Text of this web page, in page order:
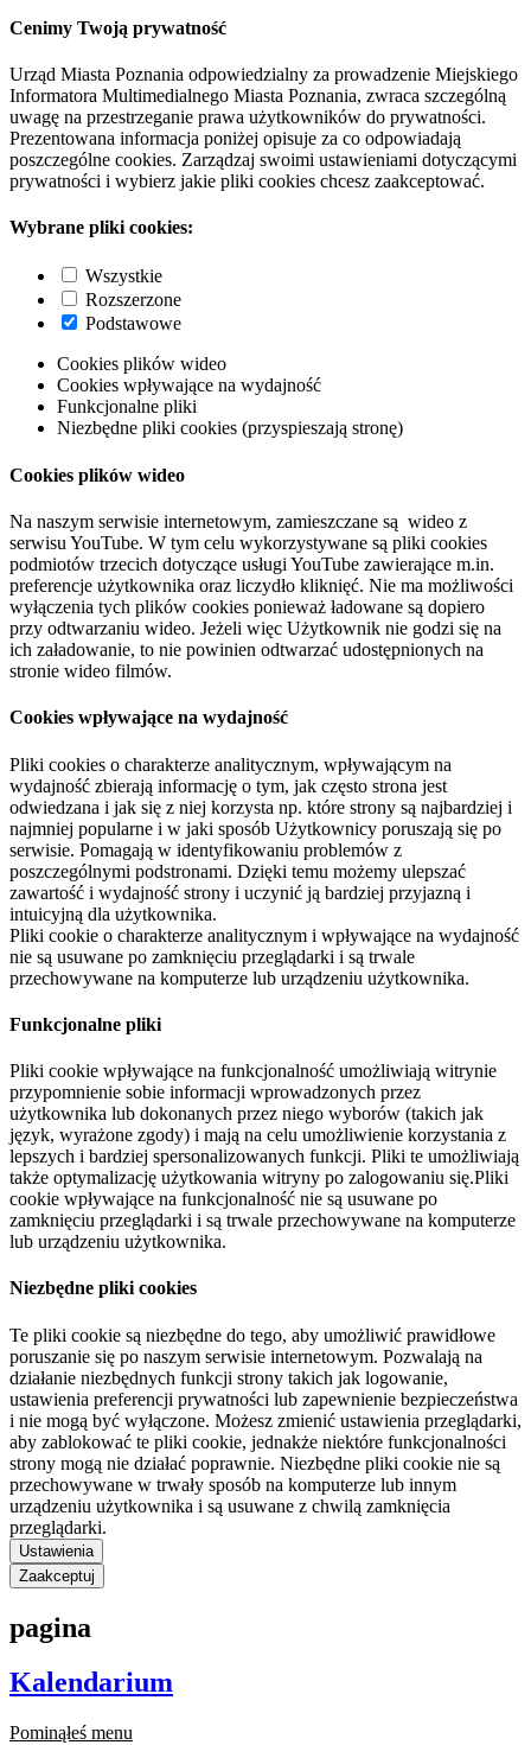
Cenimy Twoją prywatność
Urząd Miasta Poznania odpowiedzialny za prowadzenie Miejskiego
Informatora Multimedialnego Miasta Poznania, zwraca szczególną
uwagę na przestrzeganie prawa użytkowników do prywatności.
Prezentowana informacja poniżej opisuje za co odpowiadają
poszczególne cookies. Zarządzaj swoimi ustawieniami dotyczącymi
prywatności i wybierz jakie pliki cookies chcesz zaakceptować.
Wybrane pliki cookies:
Wszystkie
Rozszerzone
Podstawowe
Cookies plików wideo
Cookies wpływające na wydajność
Funkcjonalne pliki
Niezbędne pliki cookies (przyspieszają stronę)
Cookies plików wideo
Na naszym serwisie internetowym, zamieszczane są wideo z
serwisu YouTube. W tym celu wykorzystywane są pliki cookies
podmiotów trzecich dotyczące usługi YouTube zawierające m.in.
preferencje użytkownika oraz liczydło kliknięć. Nie ma możliwości
wyłączenia tych plików cookies ponieważ ładowane są dopiero
przy odtwarzaniu wideo. Jeżeli więc Użytkownik nie godzi się na
ich załadowanie, to nie powinien odtwarzać udostępnionych na
stronie wideo filmów.
Cookies wpływające na wydajność
Pliki cookies o charakterze analitycznym, wpływającym na
wydajność zbierają informację o tym, jak często strona jest
odwiedzana i jak się z niej korzysta np. które strony są najbardziej i
najmniej popularne i w jaki sposób Użytkownicy poruszają się po
serwisie. Pomagają w identyfikowaniu problemów z
poszczególnymi podstronami. Dzięki temu możemy ulepszać
zawartość i wydajność strony i uczynić ją bardziej przyjazną i
intuicyjną dla użytkownika.
Pliki cookie o charakterze analitycznym i wpływające na wydajność
nie są usuwane po zamknięciu przeglądarki i są trwale
przechowywane na komputerze lub urządzeniu użytkownika.
Funkcjonalne pliki
Pliki cookie wpływające na funkcjonalność umożliwiają witrynie
przypomnienie sobie informacji wprowadzonych przez
użytkownika lub dokonanych przez niego wyborów (takich jak
język, wyrażone zgody) i mają na celu umożliwienie korzystania z
lepszych i bardziej spersonalizowanych funkcji. Pliki te umożliwiają
także optymalizację użytkowania witryny po zalogowaniu się.Pliki
cookie wpływające na funkcjonalność nie są usuwane po
zamknięciu przeglądarki i są trwale przechowywane na komputerze
lub urządzeniu użytkownika.
Niezbędne pliki cookies
Te pliki cookie są niezbędne do tego, aby umożliwić prawidłowe
poruszanie się po naszym serwisie internetowym. Pozwalają na
działanie niezbędnych funkcji strony takich jak logowanie,
ustawienia preferencji prywatności lub zapewnienie bezpieczeństwa
i nie mogą być wyłączone. Możesz zmienić ustawienia przeglądarki,
aby zablokować te pliki cookie, jednakże niektóre funkcjonalności
strony mogą nie działać poprawnie. Niezbędne pliki cookie nie są
przechowywane w trwały sposób na komputerze lub innym
urządzeniu użytkownika i są usuwane z chwilą zamknięcia
przeglądarki.
Ustawienia
Zaakceptuj
pagina
Kalendarium
Pominąłeś menu